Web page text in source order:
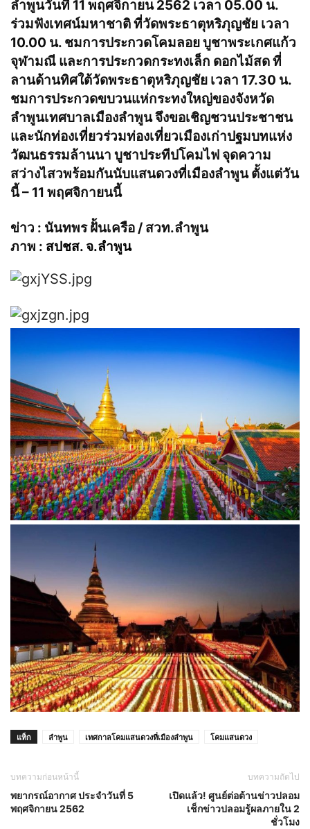
ลำพูนวันที่ 11 พฤศจิกายน 2562 เวลา 05.00 น.
ร่วมฟังเทศน์มหาชาติ ที่วัดพระธาตุหริภุญชัย เวลา
10.00 น. ชมการประกวดโคมลอย บูชาพระเกศแก้ว
จุฬามณี และการประกวดกระทงเล็ก ดอกไม้สด ที่
ลานด้านทิศใต้วัดพระธาตุหริภุญชัย เวลา 17.30 น.
ชมการประกวดขบวนแห่กระทงใหญ่ของจังหวัด
ลำพูนเทศบาลเมืองลำพูน จึงขอเชิญชวนประชาชน
และนักท่องเที่ยวร่วมท่องเที่ยวเมืองเก่าปฐมบทแห่ง
วัฒนธรรมล้านนา บูชาประทีปโคมไฟ จุดความ
สว่างไสวพร้อมกันนับแสนดวงที่เมืองลำพูน ตั้งแต่วัน
นี้ – 11 พฤศจิกายนนี้
ข่าว : นันทพร ฝั้นเครือ / สวท.ลำพูน
ภาพ : สปชส. จ.ลำพูน
แท็ก ลำพูน เทศกาลโคมแสนดวงที่เมืองลำพูน โคมแสนดวง
บทความก่อนหน้านี้
พยากรณ์อากาศ ประจำวันที่ 5
พฤศจิกายน 2562
บทความถัดไป
เปิดแล้ว! ศูนย์ต่อต้านข่าวปลอม
เช็กข่าวปลอมรู้ผลภายใน 2
ชั่วโมง